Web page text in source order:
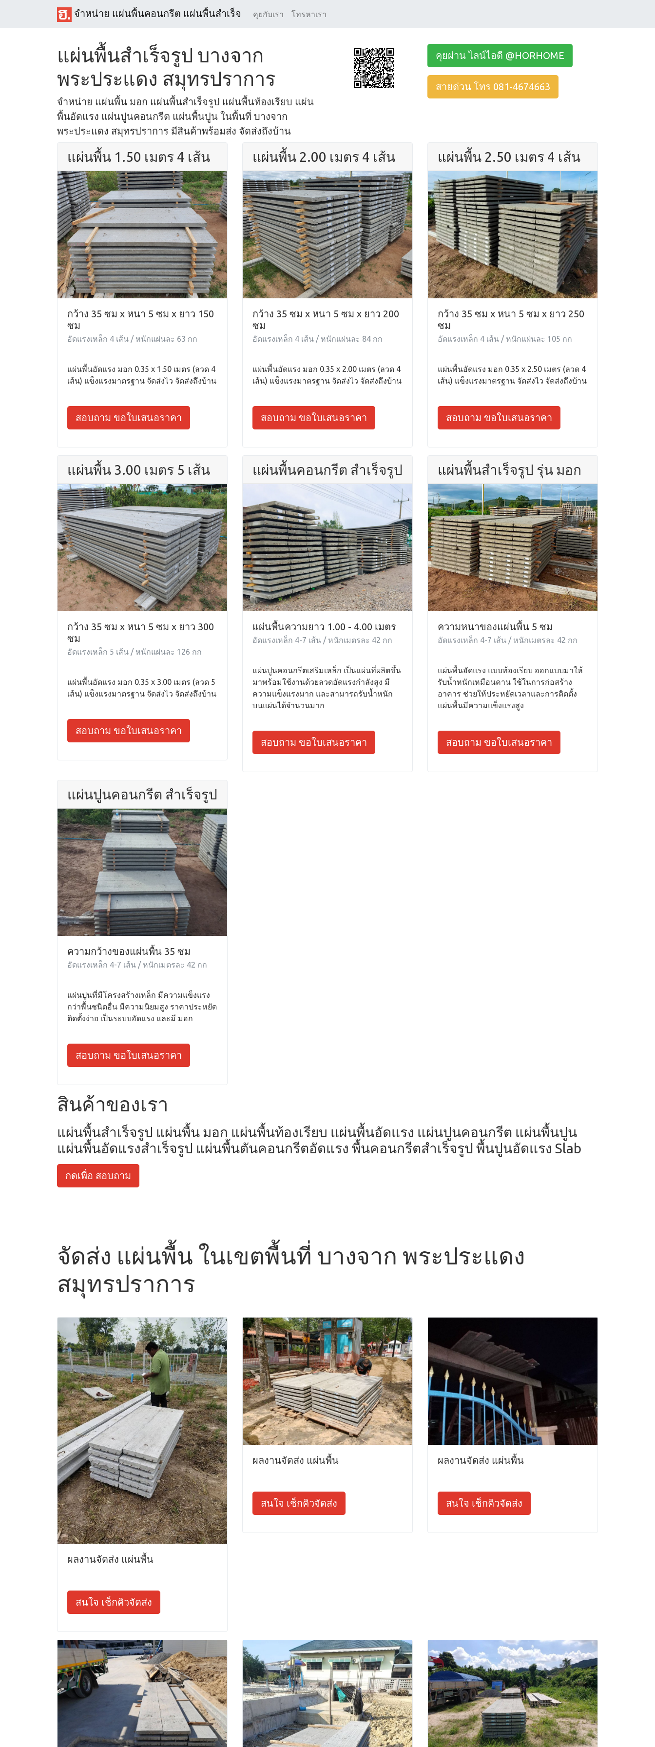
จำหน่าย แผ่นพื้นคอนกรีต แผ่นพื้นสำเร็จ คุยกับเรา โทรหาเรา
แผ่นพื้นสำเร็จรูป บางจาก
พระประแดง สมุทรปราการ
จำหน่าย แผ่นพื้น มอก แผ่นพื้นสำเร็จรูป แผ่นพื้นท้องเรียบ แผ่น
พื้นอัดแรง แผ่นปูนคอนกรีต แผ่นพื้นปูน ในพื้นที่ บางจาก
พระประแดง สมุทรปราการ มีสินค้าพร้อมส่ง จัดส่งถึงบ้าน
คุยผ่าน ไลน์ไอดี @HORHOME
สายด่วน โทร 081-4674663
แผ่นพื้น 1.50 เมตร 4 เส้น
กว้าง 35 ซม x หนา 5 ซม x ยาว 150
ซม
อัดแรงเหล็ก 4 เส้น / หนักแผ่นละ 63 กก
แผ่นพื้นอัดแรง มอก 0.35 x 1.50 เมตร (ลวด 4
เส้น) แข็งแรงมาตรฐาน จัดส่งไว จัดส่งถึงบ้าน
สอบถาม ขอใบเสนอราคา
แผ่นพื้น 2.00 เมตร 4 เส้น
กว้าง 35 ซม x หนา 5 ซม x ยาว 200
ซม
อัดแรงเหล็ก 4 เส้น / หนักแผ่นละ 84 กก
แผ่นพื้นอัดแรง มอก 0.35 x 2.00 เมตร (ลวด 4
เส้น) แข็งแรงมาตรฐาน จัดส่งไว จัดส่งถึงบ้าน
สอบถาม ขอใบเสนอราคา
แผ่นพื้น 2.50 เมตร 4 เส้น
กว้าง 35 ซม x หนา 5 ซม x ยาว 250
ซม
อัดแรงเหล็ก 4 เส้น / หนักแผ่นละ 105 กก
แผ่นพื้นอัดแรง มอก 0.35 x 2.50 เมตร (ลวด 4
เส้น) แข็งแรงมาตรฐาน จัดส่งไว จัดส่งถึงบ้าน
สอบถาม ขอใบเสนอราคา
แผ่นพื้น 3.00 เมตร 5 เส้น
กว้าง 35 ซม x หนา 5 ซม x ยาว 300
ซม
อัดแรงเหล็ก 5 เส้น / หนักแผ่นละ 126 กก
แผ่นพื้นอัดแรง มอก 0.35 x 3.00 เมตร (ลวด 5
เส้น) แข็งแรงมาตรฐาน จัดส่งไว จัดส่งถึงบ้าน
สอบถาม ขอใบเสนอราคา
แผ่นพื้นคอนกรีต สำเร็จรูป
แผ่นพื้นความยาว 1.00 - 4.00 เมตร
อัดแรงเหล็ก 4-7 เส้น / หนักเมตรละ 42 กก
แผ่นปูนคอนกรีตเสริมเหล็ก เป็นแผ่นที่ผลิตขึ้น
มาพร้อมใช้งานด้วยลวดอัดแรงกำลังสูง มี
ความแข็งแรงมาก และสามารถรับน้ำหนัก
บนแผ่นได้จำนวนมาก
สอบถาม ขอใบเสนอราคา
แผ่นพื้นสำเร็จรูป รุ่น มอก
ความหนาของแผ่นพื้น 5 ซม
อัดแรงเหล็ก 4-7 เส้น / หนักเมตรละ 42 กก
แผ่นพื้นอัดแรง แบบท้องเรียบ ออกแบบมาให้
รับน้ำหนักเหมือนคาน ใช้ในการก่อสร้าง
อาคาร ช่วยให้ประหยัดเวลาและการติดตั้ง
แผ่นพื้นมีความแข็งแรงสูง
สอบถาม ขอใบเสนอราคา
แผ่นปูนคอนกรีต สำเร็จรูป
ความกว้างของแผ่นพื้น 35 ซม
อัดแรงเหล็ก 4-7 เส้น / หนักเมตรละ 42 กก
แผ่นปูนที่มีโครงสร้างเหล็ก มีความแข็งแรง
กว่าพื้นชนิดอื่น มีความนิยมสูง ราคาประหยัด
ติดตั้งง่าย เป็นระบบอัดแรง และมี มอก
สอบถาม ขอใบเสนอราคา
สินค้าของเรา
แผ่นพื้นสำเร็จรูป แผ่นพื้น มอก แผ่นพื้นท้องเรียบ แผ่นพื้นอัดแรง แผ่นปูนคอนกรีต แผ่นพื้นปูน
แผ่นพื้นอัดแรงสำเร็จรูป แผ่นพื้นตันคอนกรีตอัดแรง พื้นคอนกรีตสำเร็จรูป พื้นปูนอัดแรง Slab
กดเพื่อ สอบถาม
จัดส่ง แผ่นพื้น ในเขตพื้นที่ บางจาก พระประแดง
สมุทรปราการ
ผลงานจัดส่ง แผ่นพื้น
สนใจ เช็กคิวจัดส่ง
ผลงานจัดส่ง แผ่นพื้น
สนใจ เช็กคิวจัดส่ง
ผลงานจัดส่ง แผ่นพื้น
สนใจ เช็กคิวจัดส่ง